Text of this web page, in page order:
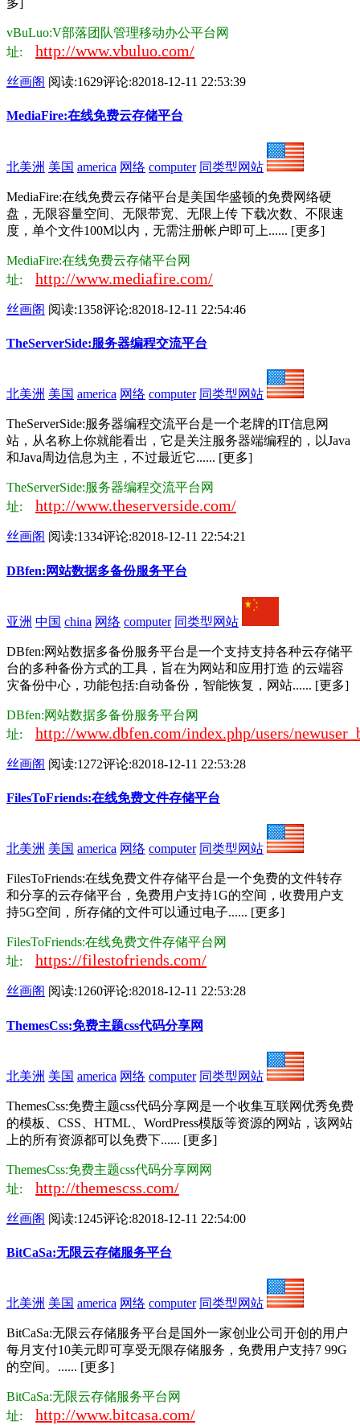
多]
vBuLuo:V部落团队管理移动办公平台网
址: http://www.vbuluo.com/
丝画阁 阅读:1629评论:82018-12-11 22:53:39
MediaFire:在线免费云存储平台
北美洲 美国 america 网络 computer 同类型网站
MediaFire:在线免费云存储平台是美国华盛顿的免费网络硬
盘，无限容量空间、无限带宽、无限上传 下载次数、不限速
度，单个文件100M以内，无需注册帐户即可上...... [更多]
MediaFire:在线免费云存储平台网
址: http://www.mediafire.com/
丝画阁 阅读:1358评论:82018-12-11 22:54:46
TheServerSide:服务器编程交流平台
北美洲 美国 america 网络 computer 同类型网站
TheServerSide:服务器编程交流平台是一个老牌的IT信息网
站，从名称上你就能看出，它是关注服务器端编程的，以Java
和Java周边信息为主，不过最近它...... [更多]
TheServerSide:服务器编程交流平台网
址: http://www.theserverside.com/
丝画阁 阅读:1334评论:82018-12-11 22:54:21
DBfen:网站数据多备份服务平台
亚洲 中国 china 网络 computer 同类型网站
DBfen:网站数据多备份服务平台是一个支持支持各种云存储平
台的多种备份方式的工具，旨在为网站和应用打造 的云端容
灾备份中心，功能包括:自动备份，智能恢复，网站...... [更多]
DBfen:网站数据多备份服务平台网
址: http://www.dbfen.com/index.php/users/
丝画阁 阅读:1272评论:82018-12-11 22:53:28
FilesToFriends:在线免费文件存储平台
北美洲 美国 america 网络 computer 同类型网站
FilesToFriends:在线免费文件存储平台是一个免费的文件转存
和分享的云存储平台，免费用户支持1G的空间，收费用户支
持5G空间，所存储的文件可以通过电子...... [更多]
FilesToFriends:在线免费文件存储平台网
址: https://filestofriends.com/
丝画阁 阅读:1260评论:82018-12-11 22:53:28
ThemesCss:免费主题css代码分享网
北美洲 美国 america 网络 computer 同类型网站
ThemesCss:免费主题css代码分享网是一个收集互联网优秀免费
的模板、CSS、HTML、WordPress模版等资源的网站，该网站
上的所有资源都可以免费下...... [更多]
ThemesCss:免费主题css代码分享网网
址: http://themescss.com/
丝画阁 阅读:1245评论:82018-12-11 22:54:00
BitCaSa:无限云存储服务平台
北美洲 美国 america 网络 computer 同类型网站
BitCaSa:无限云存储服务平台是国外一家创业公司开创的用户
每月支付10美元即可享受无限存储服务，免费用户支持7 99G
的空间。...... [更多]
BitCaSa:无限云存储服务平台网
址: http://www.bitcasa.com/